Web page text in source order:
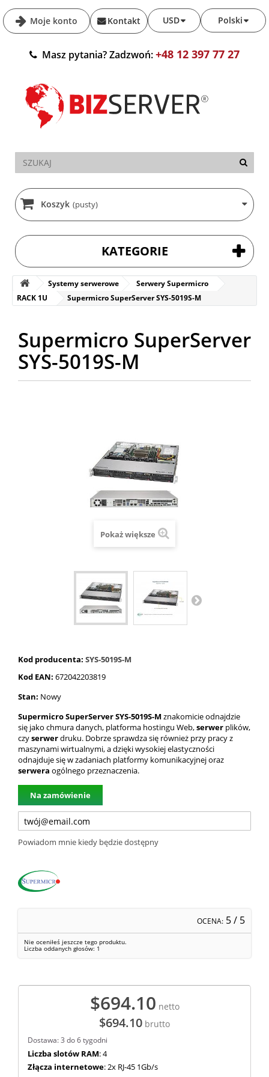
Moje konto Polski
USD
Kontakt
Masz pytania? Zadzwoń:+48 12 397 77 27
Koszyk (pusty)
KATEGORIE
Systemy serwerowe
Serwery Supermicro
RACK 1U
Supermicro SuperServer SYS-5019S-M
Supermicro SuperServer
SYS-5019S-M
Pokaż większe
Kod producenta: SYS-5019S-M
Kod EAN: 672042203819
Stan: Nowy
Supermicro SuperServer SYS-5019S-Mznakomicie odnajdzie
się jako chmura danych, platforma hostingu Web,serwer plików,
czyserwerdruku. Dobrze sprawdza się również przy pracy z
maszynami wirtualnymi, a dzięki wysokiej elastyczności
odnajduje się w zadaniach platformy komunikacyjnej oraz
serwera ogólnego przeznaczenia.
Na zamówienie
Powiadom mnie kiedy będzie dostępny
OCENA: 5/ 5
Nie oceniłeś jeszcze tego produktu.
Liczba oddanych głosów: 1
$694.10 netto
$694.10 brutto
Dostawa: 3 do 6 tygodni
Liczba slotów RAM: 4
Złącza internetowe: 2x RJ-45 1Gb/s